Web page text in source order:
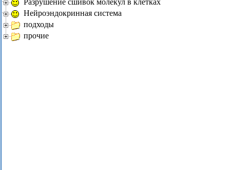
Разрушение сшивок молекул в клетках
Нейроэндокринная система
подходы
прочие